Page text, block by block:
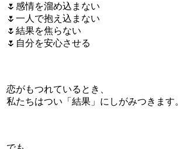
🌷感情を溜め込まない
🌷一人で抱え込まない
🌷結果を焦らない
🌷自分を安心させる
恋がもつれているとき、
私たちはつい「結果」にしがみつきます。